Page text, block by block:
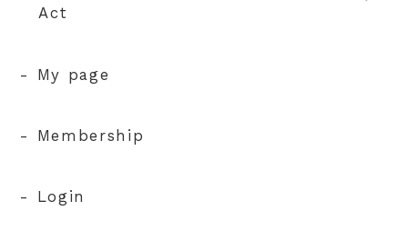
Act
- My page
- Membership
- Login